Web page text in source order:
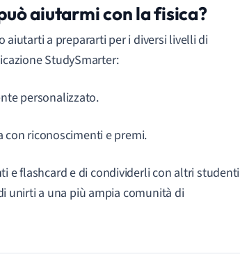
aiutarmi con la fisica?
a prepararti per i diversi livelli di
StudySmarter:
personalizzato.
con riconoscimenti e premi.
e flashcard e di condividerli con altri studenti
unirti a una più ampia comunità di